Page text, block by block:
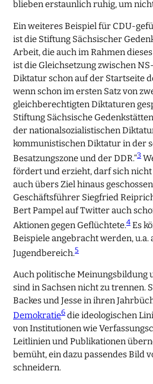
blieben erstaunlich ruhig, um
Ein weiteres Beispiel für CDU-
ist die Stiftung Sächsischer
Arbeit, die auch im Rahmen
ist die Gleichsetzung zwischen
Diktatur schon auf der Startseite
wenn schon im ersten Satz von
gleichberechtigten Diktaturen
Stiftung Sächsische
der nationalsozialistischen
kommunistischen Diktatur in der
Besatzungszone und der DDR.“3
fördert und erzieht, darf sich
auch übers Ziel hinaus
Geschäftsführer Siegfried
Bert Pampel auf Twitter auch
Aktionen gegen Geflüchtete.4 Es
Beispiele angebracht werden, u.a.
Jugendbereich.5
Auch politische Meinungsbildung
sind in Sachsen nicht zu trennen.
Backes und Jesse in ihren
Demokratie6 die ideologischen
von Institutionen wie
Leitlinien und Publikationen
bemüht, ein dazu passendes Bild
schneidern.